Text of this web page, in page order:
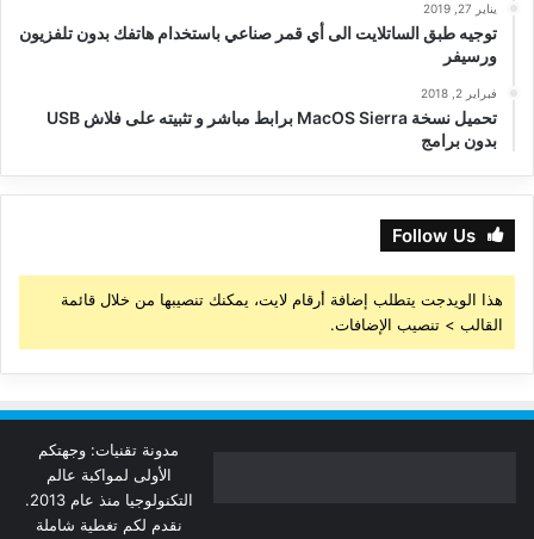
يناير 27, 2019
توجيه طبق الساتلايت الى أي قمر صناعي باستخدام هاتفك بدون تلفزيون
ورسيفر
فبراير 2, 2018
تحميل نسخة MacOS Sierra برابط مباشر و تثبيته على فلاش USB
بدون برامج
Follow Us
هذا الويدجت يتطلب إضافة أرقام لايت، يمكنك تنصيبها من خلال قائمة
القالب > تنصيب الإضافات.
مدونة تقنيات: وجهتكم
الأولى لمواكبة عالم
التكنولوجيا منذ عام 2013.
نقدم لكم تغطية شاملة